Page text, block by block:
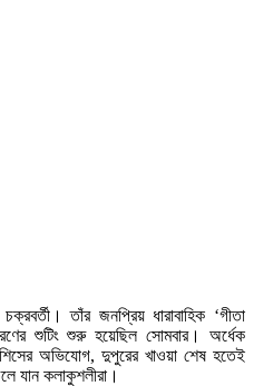
তাঁর জনপ্রিয় ধারাবাহিক ‘গীতা
শুটিং শুরু হয়েছিল সোমবার। অর্ধেক
অভিযোগ, দুপুরের খাওয়া শেষ হতেই
যান কলাকুশলীরা।